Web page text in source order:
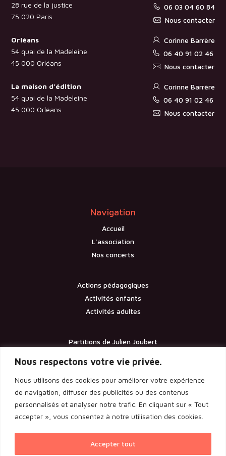
Nous respectons votre vie privée.
Nous utilisons des cookies pour améliorer votre expérience
de navigation, diffuser des publicités ou des contenus
personnalisés et analyser notre trafic. En cliquant sur « Tout
accepter », vous consentez à notre utilisation des cookies.
Accepter tout
28 rue de la justice
75 020 Paris
06 03 04 60 84
Nous contacter
Orléans
54 quai de la Madeleine
45 000 Orléans
Corinne Barrère
06 40 91 02 46
Nous contacter
La maison d’édition
54 quai de la Madeleine
45 000 Orléans
Corinne Barrère
06 40 91 02 46
Nous contacter
Navigation
Accueil
L’association
Nos concerts
Actions pédagogiques
Activités enfants
Activités adultes
Partitions de Julien Joubert
Documents
Les statuts de l’association
Licence d’entrepreneur de spectacle
Rapport de l’assemblée générale 2024